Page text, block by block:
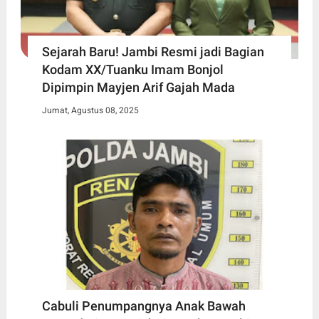
Sejarah Baru! Jambi Resmi jadi Bagian
Kodam XX/Tuanku Imam Bonjol
Dipimpin Mayjen Arif Gajah Mada
Jumat, Agustus 08, 2025
Cabuli Penumpangnya Anak Bawah